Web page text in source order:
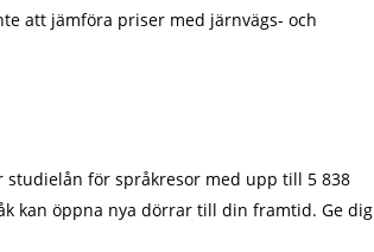
att jämföra priser med järnvägs- och
studielån för språkresor med upp till 5 838
kan öppna nya dörrar till din framtid. Ge dig